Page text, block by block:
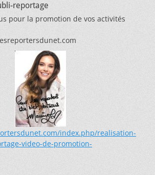
reportage
pour la promotion de vos activités
index.php/realisation-
video-de-promotion-